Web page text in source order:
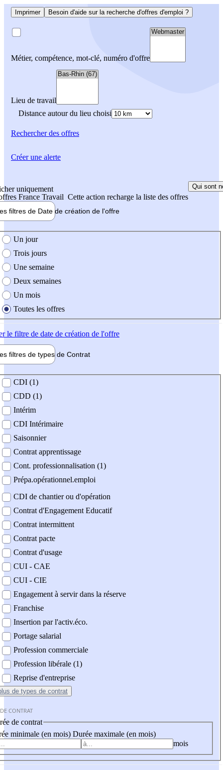
Imprimer Besoin d'aide sur la recherche d'offres d'emploi ?
Métier, compétence, mot-clé, numéro d'offre
Lieu de travail
Distance autour du lieu choisi
Rechercherdes offres
uniquement
France Travail Cette action recharge la liste des offres
Qui sont
filtres de Date de création de l'offre
création de l'offre
Un jour
Trois jours
Une semaine
Deux semaines
Un mois
Toutes les offres
le filtre de date de création de l'offre
filtres de types de Contrat
contrat
CDI (1)
CDD (1)
Intérim
CDI Intérimaire
Saisonnier
Contrat apprentissage
Cont. professionnalisation (1)
Prépa.opérationnel.emploi
CDI de chantier ou d'opération
Contrat d'Engagement Educatif
Contrat intermittent
Contrat pacte
Contrat d'usage
CUI - CAE
CUI - CIE
Engagement à servir dans la réserve
Franchise
Insertion par l'activ.éco.
Portage salarial
Profession commerciale
Profession libérale (1)
Reprise d'entreprise
de types de contrat
CONTRAT
de contrat
minimale (en mois) Durée maximale (en mois)
mois
Créer une alerte